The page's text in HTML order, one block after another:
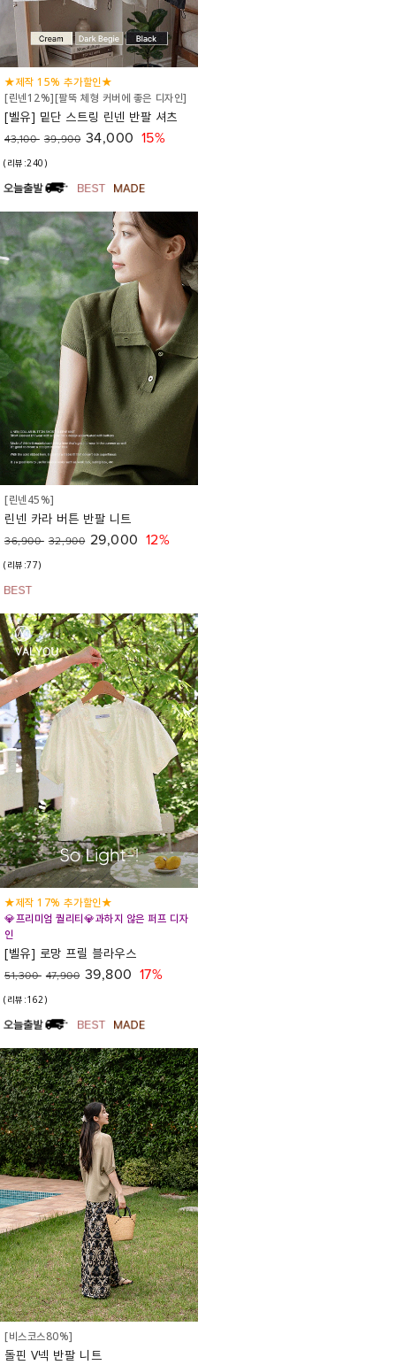
★제작 15% 추가할인★
[린넨12%][팔뚝 체형 커버에 좋은 디자인]
[벨유] 밑단 스트링 린넨 반팔 셔츠
43,100 39,900 34,000 15%
(리뷰:240)
[린넨45%]
린넨 카라 버튼 반팔 니트
36,900 32,900 29,000 12%
(리뷰:77)
★제작 17% 추가할인★
💎프리미엄 퀄리티💎과하지 않은 퍼프 디자
인
[벨유] 로망 프릴 블라우스
51,300 47,900 39,800 17%
(리뷰:162)
[비스코스80%]
돌핀 V넥 반팔 니트